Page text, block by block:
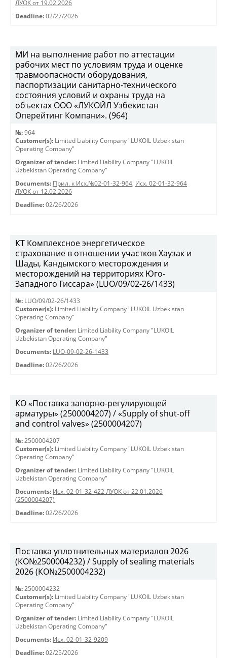
ЛУОК от 19.02.2026
Deadline: 02/27/2026
МИ на выполнение работ по аттестации
рабочих мест по условиям труда и оценке
травмоопасности оборудования,
паспортизации санитарно-технического
состояния условий и охраны труда на
объектах ООО «ЛУКОЙЛ Узбекистан
Оперейтинг Компани». (964)
№: 964
Customer(s): Limited Liability Company "LUKOIL Uzbekistan
Operating Company"
Organizer of tender: Limited Liability Company "LUKOIL
Uzbekistan Operating Company"
Documents: Прил. к Исх.№02-01-32-964, Исх. 02-01-32-964
ЛУОК от 12.02.2026
Deadline: 02/26/2026
КТ Комплексное энергетическое
страхование в отношении участков Хаузак и
Шады, Кандымского месторождения и
месторождений на территориях Юго-
Западного Гиссара» (LUO/09/02-26/1433)
№: LUO/09/02-26/1433
Customer(s): Limited Liability Company "LUKOIL Uzbekistan
Operating Company"
Organizer of tender: Limited Liability Company "LUKOIL
Uzbekistan Operating Company"
Documents: LUO-09-02-26-1433
Deadline: 02/26/2026
КО «Поставка запорно-регулирующей
арматуры» (2500004207) / «Supply of shut-off
and control valves» (2500004207)
№: 2500004207
Customer(s): Limited Liability Company "LUKOIL Uzbekistan
Operating Company"
Organizer of tender: Limited Liability Company "LUKOIL
Uzbekistan Operating Company"
Documents: Исх. 02-01-32-422 ЛУОК от 22.01.2026
(2500004207)
Deadline: 02/26/2026
Поставка уплотнительных материалов 2026
(КО№2500004232) / Supply of sealing materials
2026 (КО№2500004232)
№: 2500004232
Customer(s): Limited Liability Company "LUKOIL Uzbekistan
Operating Company"
Organizer of tender: Limited Liability Company "LUKOIL
Uzbekistan Operating Company"
Documents: Исх. 02-01-32-9209
Deadline: 02/25/2026